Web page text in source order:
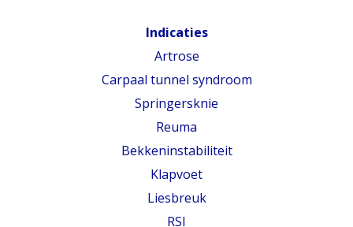
Indicaties
Artrose
Carpaal tunnel syndroom
Springersknie
Reuma
Bekkeninstabiliteit
Klapvoet
Liesbreuk
RSI